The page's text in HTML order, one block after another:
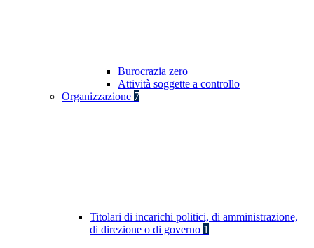
Burocrazia zero
Attività soggette a controllo
Organizzazione 7
Titolari di incarichi politici, di amministrazione,
di direzione o di governo 1